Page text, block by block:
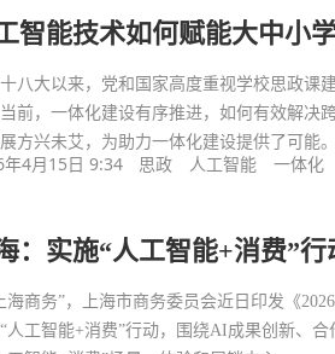
智能技术如何赋能大中小
八大以来，党和国家高度重视学校思政课
前，一体化建设有序推进，如何有效解决
方兴未艾，为助力一体化建设提供了可能
年4月15日 9:34 思政 人工智能 一体化
：实施“人工智能+消费”
海商务”，上海市商务委员会近日印发《
人工智能+消费”行动，围绕AI成果创新、